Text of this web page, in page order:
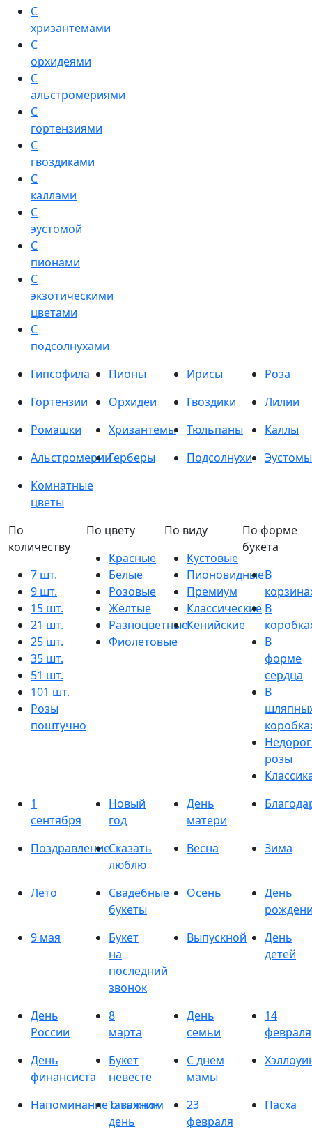
С
хризантемами
С
орхидеями
С
альстромериями
С
гортензиями
С
гвоздиками
С
каллами
С
эустомой
С
пионами
С
экзотическими
цветами
С
подсолнухами
Гипсофила
Пионы Ирисы
Роза
Гортензии
Орхидеи Гвоздики
Лилии
Ромашки
Хризантемы Тюльпаны
Каллы
АльстромерииГерберы Подсолнухи
Эустомы
Комнатные
цветы
По
количеству
7 шт.
9 шт.
15 шт.
21 шт.
25 шт.
35 шт.
51 шт.
101 шт.
Розы
поштучно
По цвету
Красные
Белые
Розовые
Желтые
Разноцветные
Фиолетовые
По виду
Кустовые
Пионовидные
Премиум
Классические
Кенийские
По форме
букета
В
В
В
форме
сердца
В
розы
1
сентября
Новый
год
День
матери
ПоздравлениеСказать
люблю
Весна Зима
Лето
Свадебные
букеты
Осень
День
9 мая
Букет
на
последний
звонок
Выпускной
День
детей
День
России
8
марта
День
семьи
14
февраля
День
финансиста
Букет
невесте
С днем
мамы
Напоминание о важном
Татьянин
день
23
февраля
Пасха